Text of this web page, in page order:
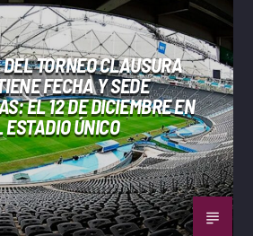
TORNEO CLAUSURA
FECHA Y SEDE
EL 12 DE DICIEMBRE EN
ESTADIO ÚNICO